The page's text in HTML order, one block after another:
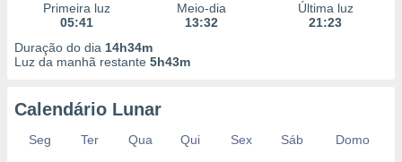
Primeira luz
05:41
Meio-dia
13:32
Última luz
21:23
Duração do dia 14h34m
Luz da manhã restante 5h43m
Calendário Lunar
Seg Ter Qua Qui Sex Sáb
Domo